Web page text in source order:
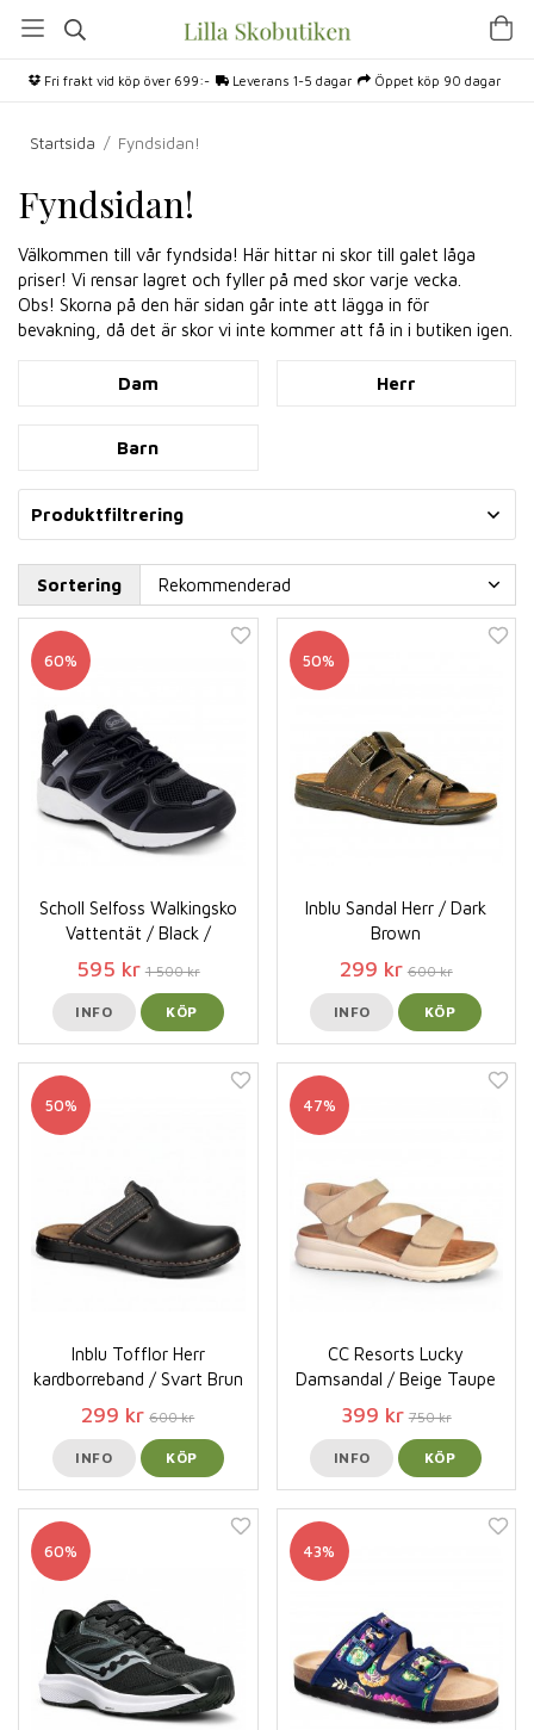
Fri frakt vid köp över 699:- Leverans 1-5 dagar Öppet köp 90 dagar
Startsida / Fyndsidan!
Fyndsidan!
Välkommen till vår fyndsida! Här hittar ni skor till galet låga
priser! Vi rensar lagret och fyller på med skor varje vecka.
Obs! Skorna på den här sidan går inte att lägga in för
bevakning, då det är skor vi inte kommer att få in i butiken igen.
Dam Herr
Barn
Produktfiltrering
Sortering
60%
Scholl Selfoss Walkingsko
Vattentät / Black /
595 kr 1 500 kr
INFO KÖP
50%
Inblu Sandal Herr / Dark
Brown
299 kr 600 kr
INFO KÖP
50%
Inblu Tofflor Herr
kardborreband / Svart Brun
299 kr 600 kr
INFO KÖP
47%
CC Resorts Lucky
Damsandal / Beige Taupe
399 kr 750 kr
INFO KÖP
60% 43%